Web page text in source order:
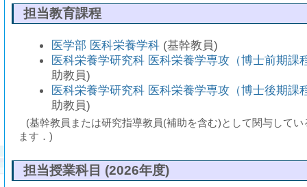
担当教育課程
医学部 医科栄養学科 (基幹教員)
医科栄養学研究科 医科栄養学専攻（博士前期課
助教員)
医科栄養学研究科 医科栄養学専攻（博士後期課
助教員)
(基幹教員または研究指導教員(補助を含む)として関与して
ます．)
担当授業科目 (2026年度)